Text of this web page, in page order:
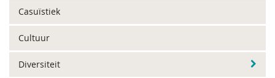
Casuïstiek
Cultuur
Diversiteit